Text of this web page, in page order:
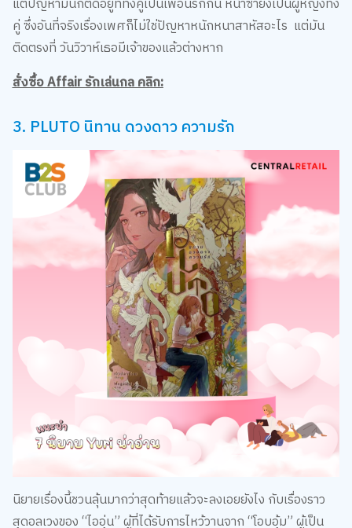
คู่ ซึ่งอันที่จริงเรื่องเพศก็ไม่ใช่ปัญหาหนักหนาสาหัสอะไร แต่มัน
ติดตรงที่ วันวิวาห์เธอมีเจ้าของแล้วต่างหาก
สั่งซื้อ Affair รักเล่นกล คลิก:
3. PLUTO นิทาน ดวงดาว ความรัก
นิยายเรื่องนี้ชวนลุ้นมากว่าสุดท้ายแล้วจะลงเอยยังไง กับเรื่องราว
สุดอลเวงของ “ไออุ่น” ผู้ที่ได้รับการไหว้วานจาก “โอบอุ้ม” ผู้เป็น